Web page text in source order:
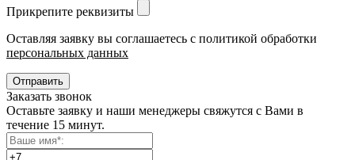
Прикрепите реквизиты
Оставляя заявку вы соглашаетесь с политикой обработки
персональных данных
Заказать звонок
Оставьте заявку и наши менеджеры свяжутся с Вами в
течение 15 минут.